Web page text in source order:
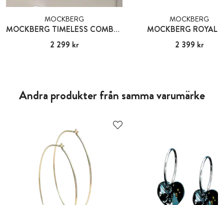
MOCKBERG
MOCKBERG TIMELESS COMBO GOLD
Pris :2 299 kr
2 299 kr
MOCKBERG
MOCKBERG ROYAL
Pris :2 399 kr
2 399 kr
Andra produkter från samma varumärke